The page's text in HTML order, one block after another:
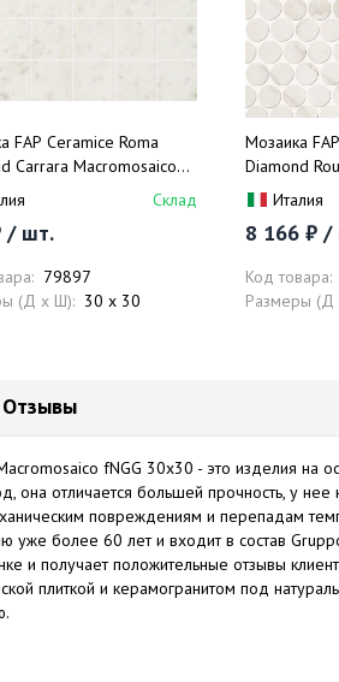
FAP Ceramice Roma
Carrara Macromosaico
Склад
/ шт.
79897
(Д x Ш): 30 x 30
Мозаика
Diamond
fNJBИталия
8 166 ₽ /
Код товара:
Размеры (Д
Отзывы
fNGG 30x30 - это изделия на
она отличается большей прочность, у нее
повреждениям и перепадам
уже более 60 лет и входит в состав
и получает положительные отзывы
плиткой и керамогранитом под